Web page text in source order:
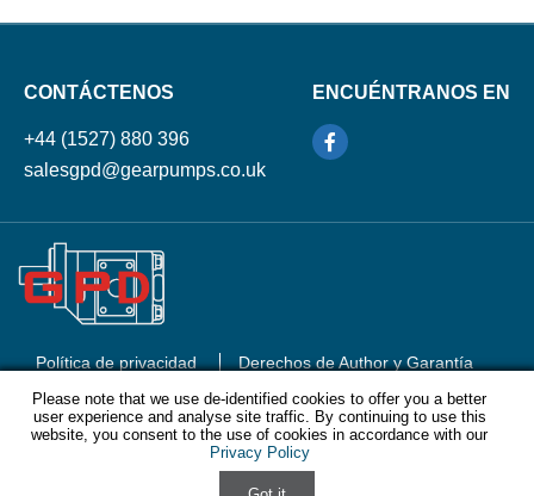
CONTÁCTENOS
+44 (1527) 880 396
salesgpd@gearpumps.co.uk
ENCUÉNTRANOS EN
Política de privacidad
Derechos de Author y Garantía
Mapa del sitio
2026
Please note that we use de-identified cookies to offer you a better
user experience and analyse site traffic. By continuing to use this
website, you consent to the use of cookies in accordance with our
Please note that we use de-identified cookies to offer you a better
user experience and analyse site traffic. By continuing to use this
website, you consent to the use of cookies in accordance with our
Privacy Policy